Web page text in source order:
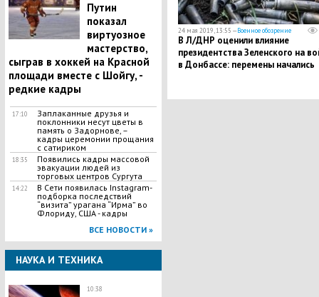
Путин
показал
виртуозное
мастерство,
сыграв в хоккей на Красной
площади вместе с Шойгу, -
редкие кадры
17:10
Заплаканные друзья и
поклонники несут цветы в
память о Задорнове, –
кадры церемонии прощания
с сатириком
18:35
Появились кадры массовой
эвакуации людей из
торговых центров Сургута
14:22
В Сети появилась Іnstagram-
подборка последствий
“визита” урагана “Ирма” во
Флориду, США - кадры
ВСЕ НОВОСТИ »
НАУКА И ТЕХНИКА
10:38
24 мая 2019, 13:55 —Военное обозрение
В Л/ДНР оценили влияние
президентства Зеленского на
в Донбассе: перемены начались